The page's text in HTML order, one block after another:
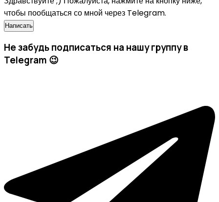
чтобы пообщаться со мной через Telegram.
Написать
Не забудь подписаться на нашу группу в
Telegram​ 😉